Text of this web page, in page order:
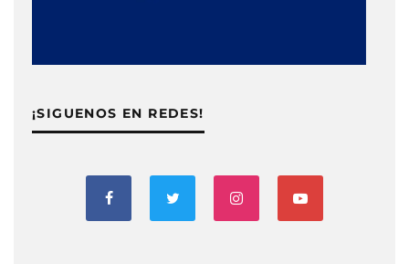
¡SIGUENOS EN REDES!